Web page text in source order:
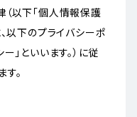
以下「個人情報保護
以下のプライバシーポ
」といいます。）に従
。